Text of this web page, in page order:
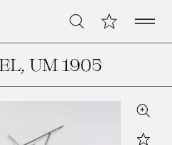
Suche Meine Open
, UM 1905
Zoom